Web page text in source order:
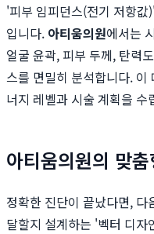
'피부 임피던스(전기 저항
입니다. 아티움의원에서는
얼굴 윤곽, 피부 두께, 탄력
스를 면밀히 분석합니다. 이
너지 레벨과 시술 계획을 수
아티움의원의 맞
정확한 진단이 끝났다면,
달할지 설계하는 '벡터 디